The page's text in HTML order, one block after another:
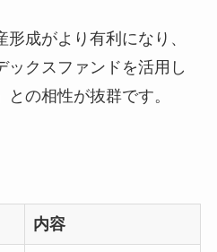
成がより有利になり、
ックスファンドを活用し
の相性が抜群です。
内容